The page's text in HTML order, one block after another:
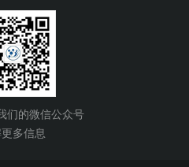
们的微信公众号
多信息